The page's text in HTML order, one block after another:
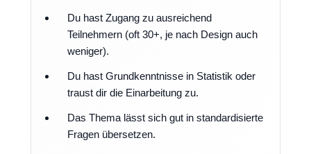
Du hast Zugang zu ausreichend
Teilnehmern (oft 30+, je nach Design auch
weniger).
Du hast Grundkenntnisse in Statistik oder
traust dir die Einarbeitung zu.
Das Thema lässt sich gut in standardisierte
Fragen übersetzen.